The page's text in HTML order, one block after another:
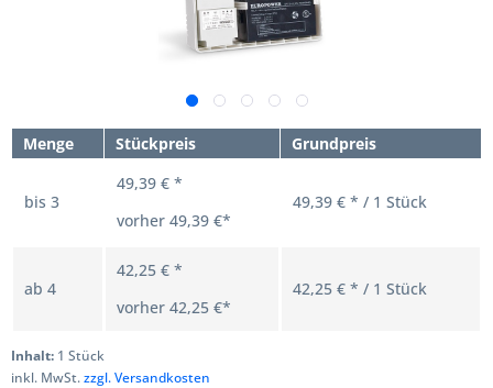
Menge Stückpreis Grundpreis
bis 3
49,39 € *
vorher 49,39 €*
49,39 € * / 1 Stück
ab 4
42,25 € *
vorher 42,25 €*
42,25 € * / 1 Stück
Inhalt: 1 Stück
inkl. MwSt.zzgl. Versandkosten